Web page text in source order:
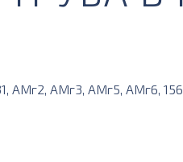
АМг2, АМг3, АМг5, АМг6,